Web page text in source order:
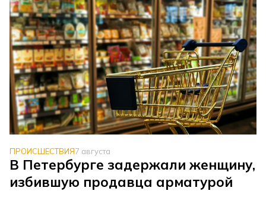
ПРОИСШЕСТВИЯ7 августа
В Петербурге задержали женщину,
избившую продавца арматурой